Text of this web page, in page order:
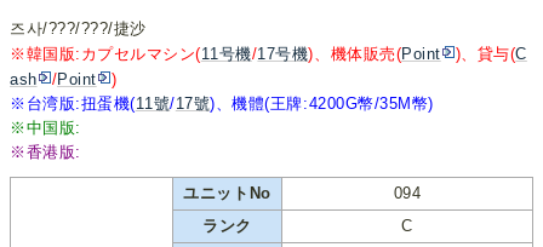
즈사/???/???/捷沙
※韓国版:カプセルマシン(11号機/17号機)、機体販売(Point )、貸与(C
ash
/Point
)
※台湾版:扭蛋機(11號/17號)、機體(王牌:4200G幣/35M幣)
※中国版:
※香港版:
ユニットNo
094
ランク
C